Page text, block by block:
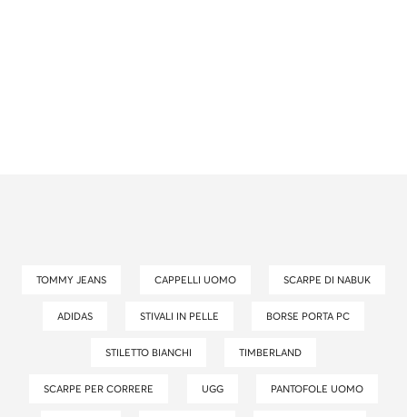
TOMMY JEANS CAPPELLI UOMO SCARPE DI NABUK
ADIDAS STIVALI IN PELLE BORSE PORTA PC
STILETTO BIANCHI TIMBERLAND
SCARPE PER CORRERE UGG PANTOFOLE UOMO